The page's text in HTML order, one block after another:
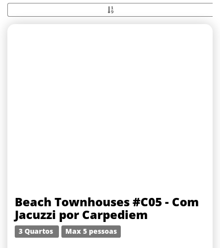
Beach Townhouses #C05 - Com
Jacuzzi por Carpediem
3 Quartos Max 5 pessoas